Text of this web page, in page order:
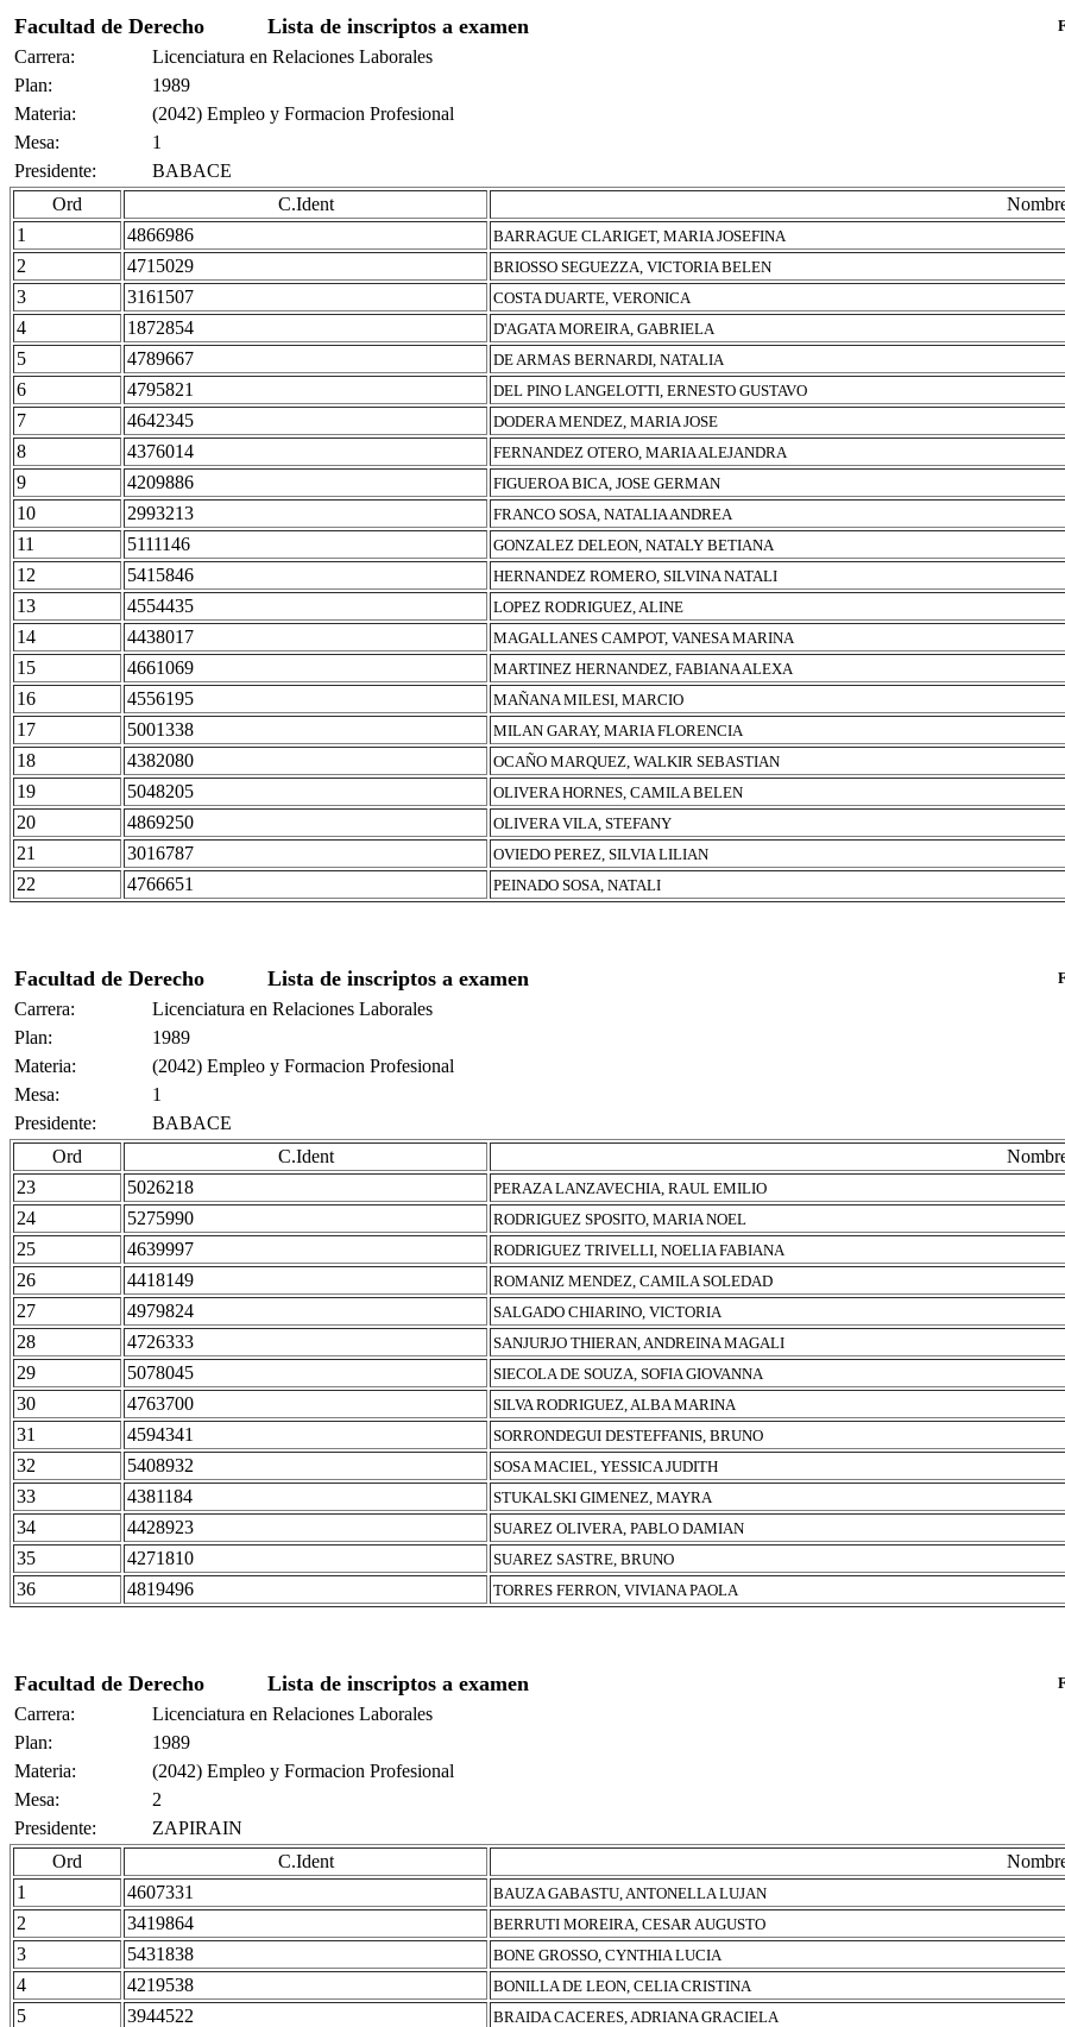
Facultad de Derecho Lista de inscriptos a examen
Carrera:
Licenciatura en Relaciones Laborales
Plan:
1989
Materia:
(2042) Empleo y Formacion Profesional
Mesa:
1
Presidente:
BABACE
Ord
C.Ident
1
4866986 BARRAGUE CLARIGET, MARIA JOSEFINA
2 4715029 BRIOSSO SEGUEZZA, VICTORIA BELEN
3 3161507 COSTA DUARTE, VERONICA
4 1872854 D'AGATA MOREIRA, GABRIELA
5 4789667 DE ARMAS BERNARDI, NATALIA
6 4795821 DEL PINO LANGELOTTI, ERNESTO GUSTAVO
7 4642345 DODERA MENDEZ, MARIA JOSE
8 4376014 FERNANDEZ OTERO, MARIA ALEJANDRA
9 4209886 FIGUEROA BICA, JOSE GERMAN
10 2993213 FRANCO SOSA, NATALIA ANDREA
11 5111146 GONZALEZ DELEON, NATALY BETIANA
12 5415846 HERNANDEZ ROMERO, SILVINA NATALI
13 4554435 LOPEZ RODRIGUEZ, ALINE
14 4438017 MAGALLANES CAMPOT, VANESA MARINA
15 4661069 MARTINEZ HERNANDEZ, FABIANA ALEXA
16 4556195 MAÑANA MILESI, MARCIO
17 5001338 MILAN GARAY, MARIA FLORENCIA
18 4382080 OCAÑO MARQUEZ, WALKIR SEBASTIAN
19 5048205 OLIVERA HORNES, CAMILA BELEN
20 4869250 OLIVERA VILA, STEFANY
21 3016787 OVIEDO PEREZ, SILVIA LILIAN
22 4766651 PEINADO SOSA, NATALI
Facultad de Derecho Lista de inscriptos a examen
Carrera:
Licenciatura en Relaciones Laborales
Plan:
1989
Materia:
(2042) Empleo y Formacion Profesional
Mesa:
1
Presidente:
BABACE
Ord
C.Ident
23
5026218 PERAZA LANZAVECHIA, RAUL EMILIO
24 5275990 RODRIGUEZ SPOSITO, MARIA NOEL
25 4639997 RODRIGUEZ TRIVELLI, NOELIA FABIANA
26 4418149 ROMANIZ MENDEZ, CAMILA SOLEDAD
27 4979824 SALGADO CHIARINO, VICTORIA
28 4726333 SANJURJO THIERAN, ANDREINA MAGALI
29 5078045 SIECOLA DE SOUZA, SOFIA GIOVANNA
30 4763700 SILVA RODRIGUEZ, ALBA MARINA
31 4594341 SORRONDEGUI DESTEFFANIS, BRUNO
32 5408932 SOSA MACIEL, YESSICA JUDITH
33 4381184 STUKALSKI GIMENEZ, MAYRA
34 4428923 SUAREZ OLIVERA, PABLO DAMIAN
35 4271810 SUAREZ SASTRE, BRUNO
36 4819496 TORRES FERRON, VIVIANA PAOLA
Facultad de Derecho Lista de inscriptos a examen
Carrera:
Licenciatura en Relaciones Laborales
Plan:
1989
Materia:
(2042) Empleo y Formacion Profesional
Mesa:
2
Presidente:
ZAPIRAIN
Ord
C.Ident
1
4607331 BAUZA GABASTU, ANTONELLA LUJAN
2 3419864 BERRUTI MOREIRA, CESAR AUGUSTO
3 5431838 BONE GROSSO, CYNTHIA LUCIA
4 4219538 BONILLA DE LEON, CELIA CRISTINA
5 3944522 BRAIDA CACERES, ADRIANA GRACIELA